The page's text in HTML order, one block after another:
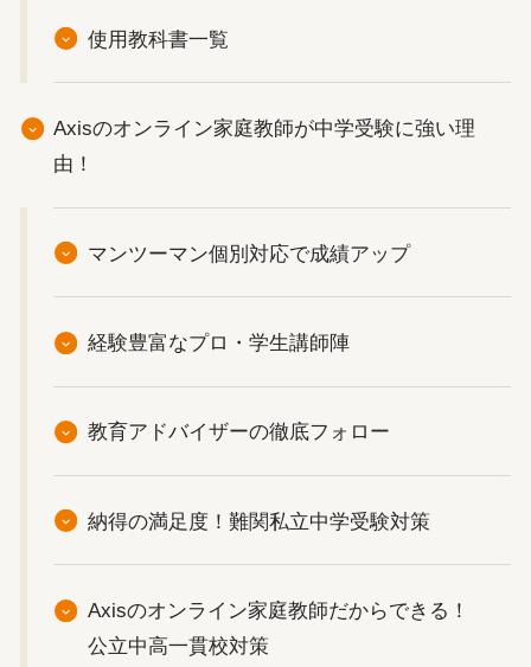
使用教科書一覧
Axisのオンライン家庭教師が中学受験に強い理
由！
マンツーマン個別対応で成績アップ
経験豊富なプロ・学生講師陣
教育アドバイザーの徹底フォロー
納得の満足度！難関私立中学受験対策
Axisのオンライン家庭教師だからできる！
公立中高一貫校対策